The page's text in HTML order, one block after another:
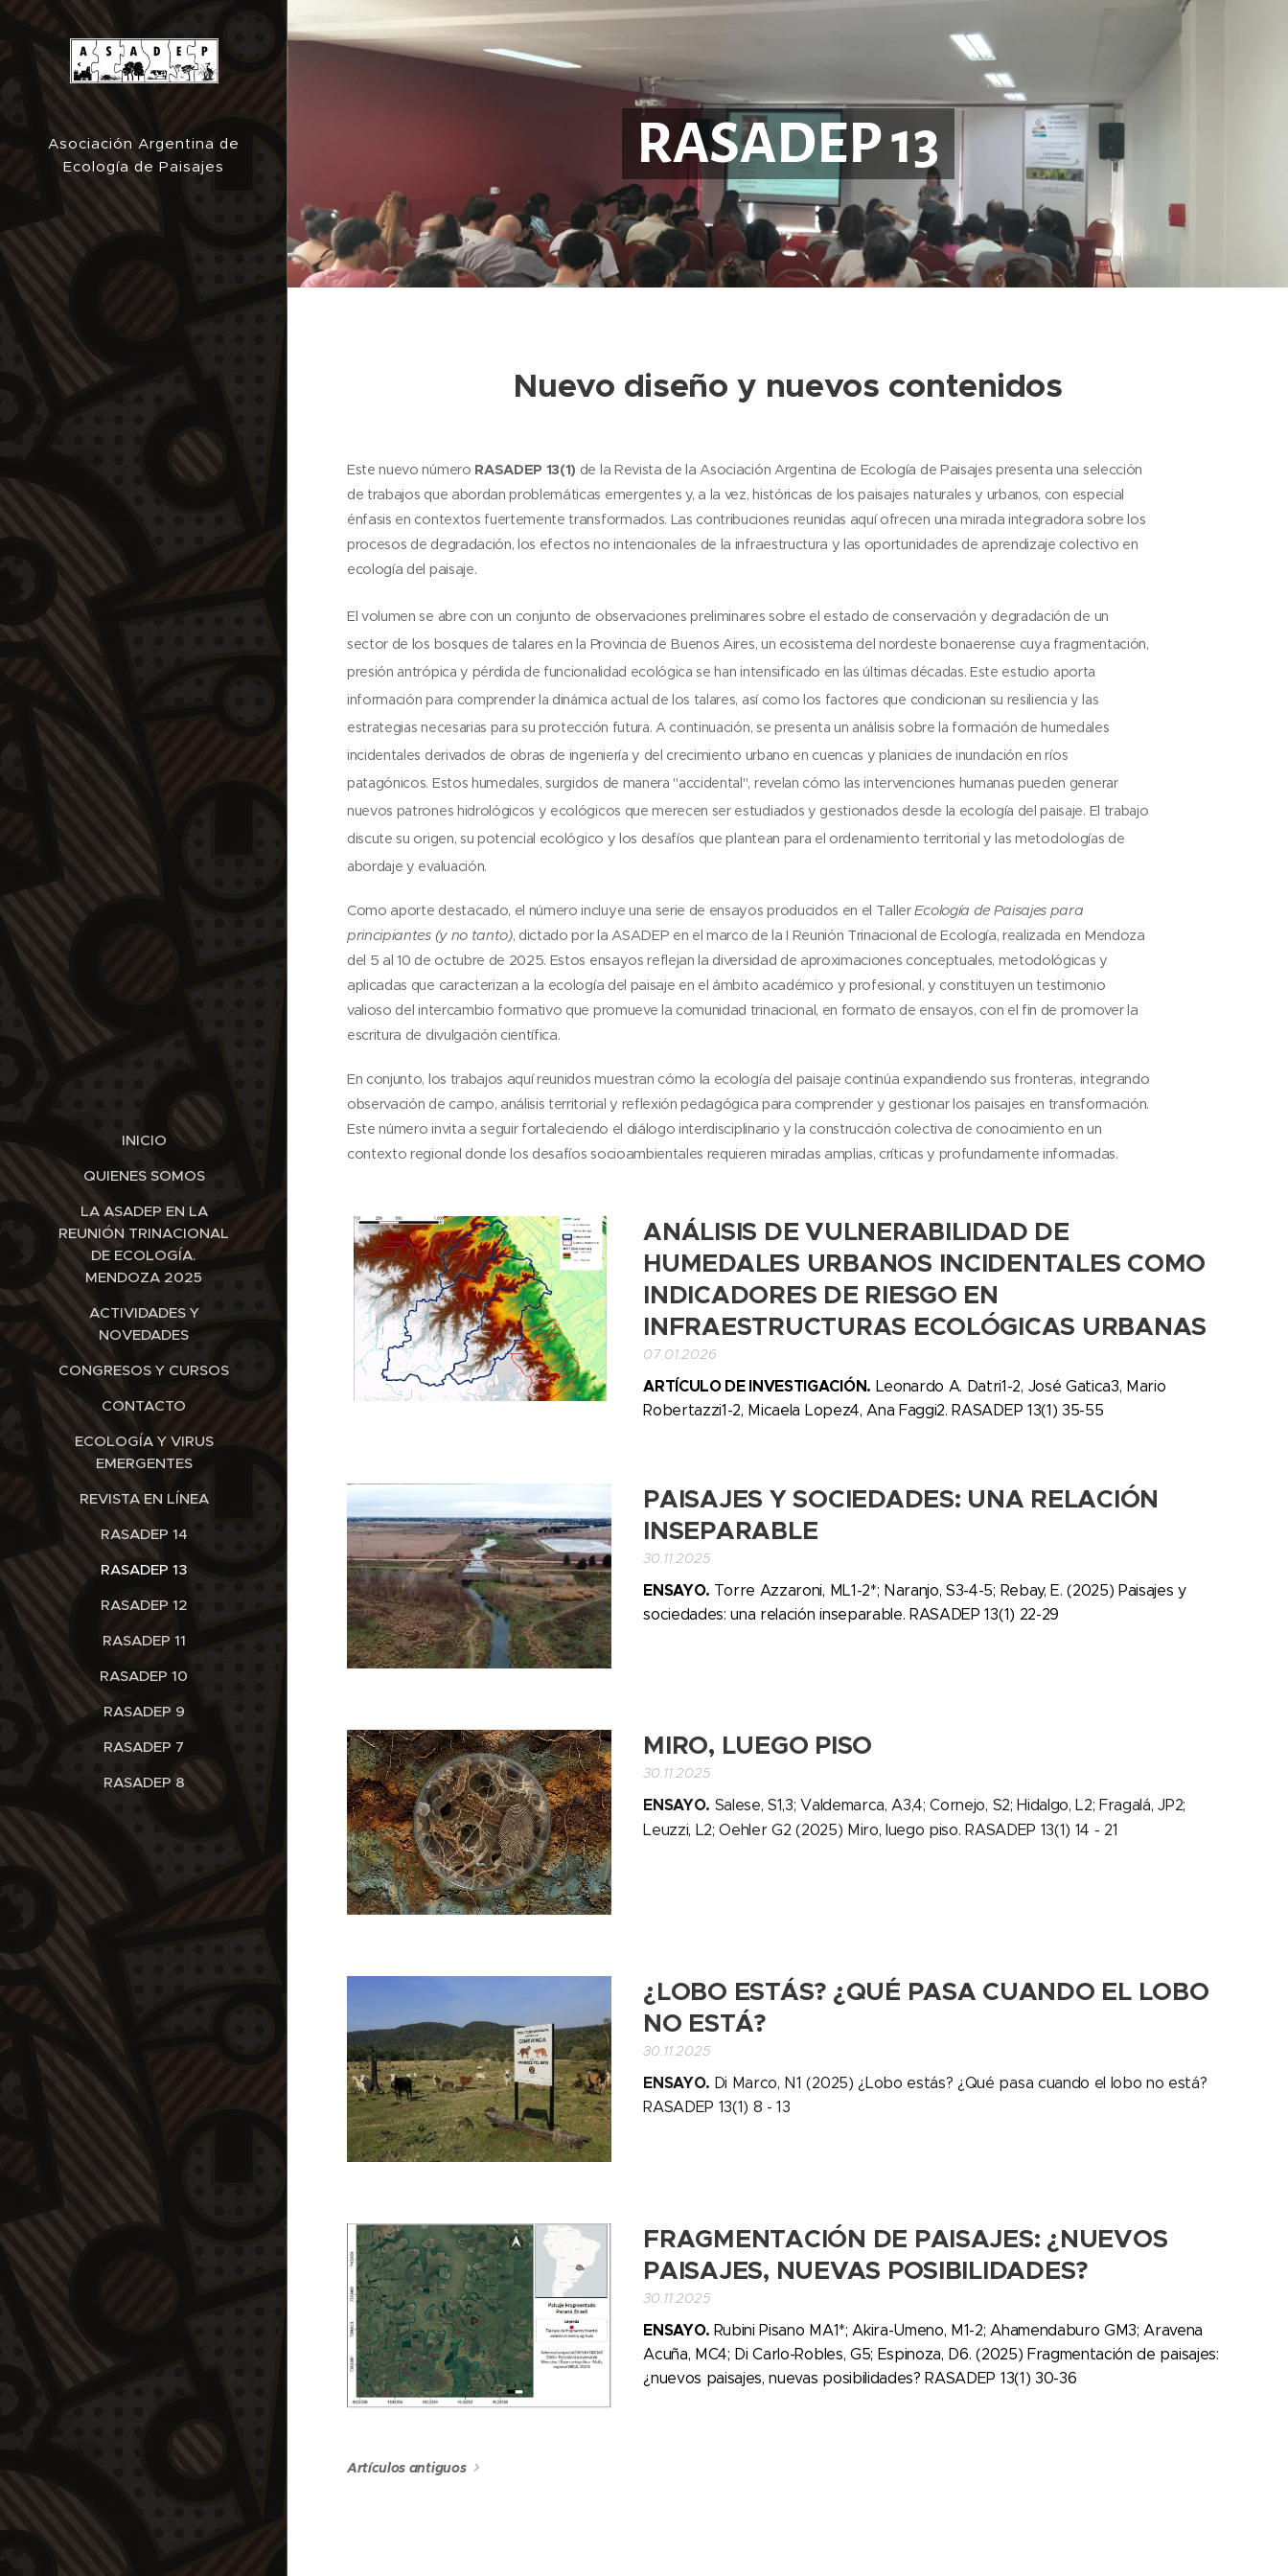
Asociación Argentina de
Ecología de Paisajes
INICIO
QUIENES SOMOS
LA ASADEP EN LA
REUNIÓN TRINACIONAL
DE ECOLOGÍA.
MENDOZA 2025
ACTIVIDADES Y
NOVEDADES
CONGRESOS Y CURSOS
CONTACTO
ECOLOGÍA Y VIRUS
EMERGENTES
REVISTA EN LÍNEA
RASADEP 14
RASADEP 13
RASADEP 12
RASADEP 11
RASADEP 10
RASADEP 9
RASADEP 7
RASADEP 8
RASADEP 13
Nuevo diseño y nuevos contenidos
Este nuevo número RASADEP 13(1) de la Revista de la Asociación Argentina de Ecología de Paisajes presenta una selección
de trabajos que abordan problemáticas emergentes y, a la vez, históricas de los paisajes naturales y urbanos, con especial
énfasis en contextos fuertemente transformados. Las contribuciones reunidas aquí ofrecen una mirada integradora sobre los
procesos de degradación, los efectos no intencionales de la infraestructura y las oportunidades de aprendizaje colectivo en
ecología del paisaje.
El volumen se abre con un conjunto de observaciones preliminares sobre el estado de conservación y degradación de un
sector de los bosques de talares en la Provincia de Buenos Aires, un ecosistema del nordeste bonaerense cuya fragmentación,
presión antrópica y pérdida de funcionalidad ecológica se han intensificado en las últimas décadas. Este estudio aporta
información para comprender la dinámica actual de los talares, así como los factores que condicionan su resiliencia y las
estrategias necesarias para su protección futura. A continuación, se presenta un análisis sobre la formación de humedales
incidentales derivados de obras de ingeniería y del crecimiento urbano en cuencas y planicies de inundación en ríos
patagónicos. Estos humedales, surgidos de manera "accidental", revelan cómo las intervenciones humanas pueden generar
nuevos patrones hidrológicos y ecológicos que merecen ser estudiados y gestionados desde la ecología del paisaje. El trabajo
discute su origen, su potencial ecológico y los desafíos que plantean para el ordenamiento territorial y las metodologías de
abordaje y evaluación.
Como aporte destacado, el número incluye una serie de ensayos producidos en el TallerEcología de Paisajes para
principiantes (y no tanto), dictado por la ASADEP en el marco de la I Reunión Trinacional de Ecología, realizada en Mendoza
del 5 al 10 de octubre de 2025. Estos ensayos reflejan la diversidad de aproximaciones conceptuales, metodológicas y
aplicadas que caracterizan a la ecología del paisaje en el ámbito académico y profesional, y constituyen un testimonio
valioso del intercambio formativo que promueve la comunidad trinacional, en formato de ensayos, con el fin de promover la
escritura de divulgación científica.
En conjunto, los trabajos aquí reunidos muestran cómo la ecología del paisaje continúa expandiendo sus fronteras, integrando
observación de campo, análisis territorial y reflexión pedagógica para comprender y gestionar los paisajes en transformación.
Este número invita a seguir fortaleciendo el diálogo interdisciplinario y la construcción colectiva de conocimiento en un
contexto regional donde los desafíos socioambientales requieren miradas amplias, críticas y profundamente informadas.
ANÁLISIS DE VULNERABILIDAD DE
HUMEDALES URBANOS INCIDENTALES COMO
INDICADORES DE RIESGO EN
INFRAESTRUCTURAS ECOLÓGICAS URBANAS
07.01.2026
ARTÍCULO DE INVESTIGACIÓN. Leonardo A. Datri1-2, José Gatica3, Mario
Robertazzi1-2, Micaela Lopez4, Ana Faggi2. RASADEP 13(1) 35-55
PAISAJES Y SOCIEDADES: UNA RELACIÓN
INSEPARABLE
30.11.2025
ENSAYO. Torre Azzaroni, ML1-2*; Naranjo, S3-4-5; Rebay, E. (2025) Paisajes y
sociedades: una relación inseparable. RASADEP 13(1) 22-29
MIRO, LUEGO PISO
30.11.2025
ENSAYO. Salese, S1,3; Valdemarca, A3,4; Cornejo, S2; Hidalgo, L2; Fragalá, JP2;
Leuzzi, L2; Oehler G2 (2025) Miro, luego piso. RASADEP 13(1) 14 - 21
¿LOBO ESTÁS? ¿QUÉ PASA CUANDO EL LOBO
NO ESTÁ?
30.11.2025
ENSAYO. Di Marco, N1 (2025) ¿Lobo estás? ¿Qué pasa cuando el lobo no está?
RASADEP 13(1) 8 - 13
FRAGMENTACIÓN DE PAISAJES: ¿NUEVOS
PAISAJES, NUEVAS POSIBILIDADES?
30.11.2025
ENSAYO. Rubini Pisano MA1*; Akira-Umeno, M1-2; Ahamendaburo GM3; Aravena
Acuña, MC4; Di Carlo-Robles, G5; Espinoza, D6. (2025) Fragmentación de paisajes:
¿nuevos paisajes, nuevas posibilidades? RASADEP 13(1) 30-36
Artículos antiguos